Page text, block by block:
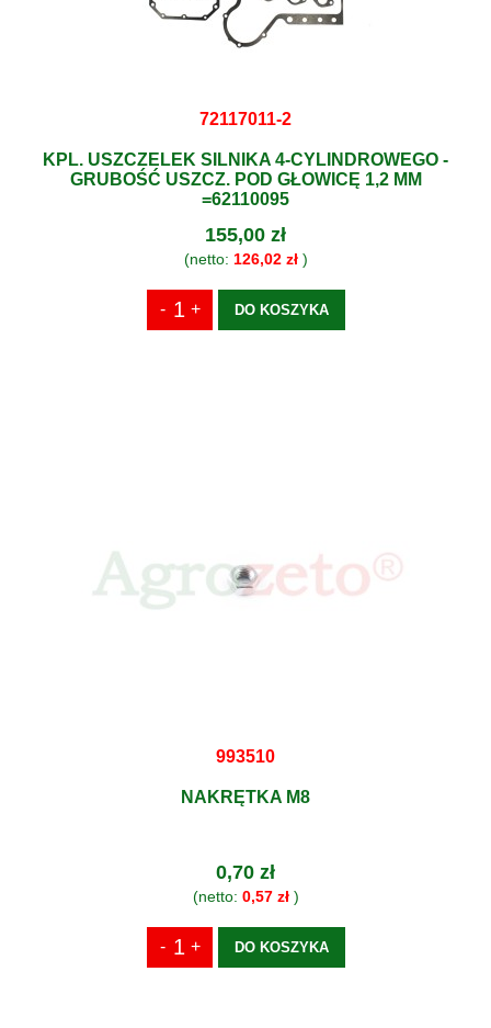
72117011-2
KPL. USZCZELEK SILNIKA 4-CYLINDROWEGO -
GRUBOŚĆ USZCZ. POD GŁOWICĘ 1,2 MM
=62110095
155,00 zł
(netto: 126,02 zł)
DO KOSZYKA
993510
NAKRĘTKA M8
0,70 zł
(netto: 0,57 zł)
DO KOSZYKA